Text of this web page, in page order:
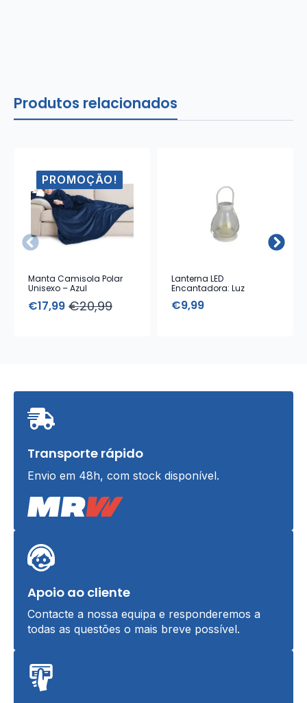
Produtos relacionados
PROMOÇÃO!
Manta Camisola Polar
Unisexo – Azul
€20,99
O
€17,99
O
Lanterna LED
Encantadora: Luz
Elegante
€9,99
Transporte rápido
Envio em 48h, com stock disponível.
Apoio ao cliente
Contacte a nossa equipa e responderemos a
todas as questões o mais breve possível.